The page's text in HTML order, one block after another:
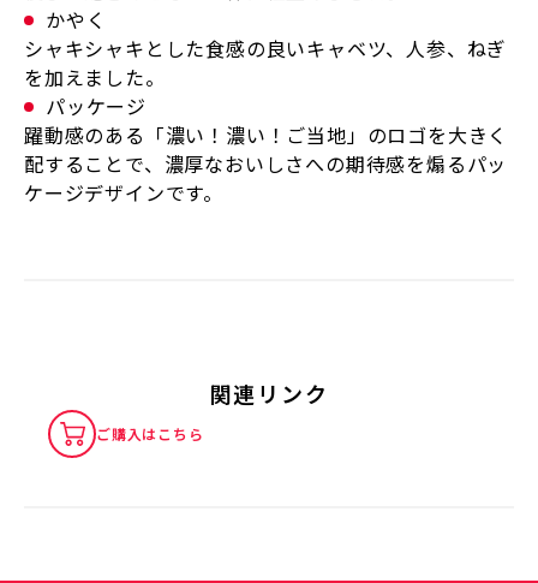
かやく
シャキシャキとした食感の良いキャベツ、人参、ねぎ
を加えました。
パッケージ
躍動感のある「濃い！濃い！ご当地」のロゴを大きく
配することで、濃厚なおいしさへの期待感を煽るパッ
ケージデザインです。
関連リンク
ご購入はこちら